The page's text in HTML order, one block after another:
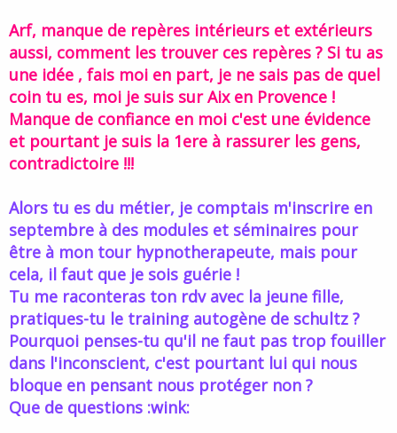
Cliquez pour agrandir...
mais disons que dans la plupart des cas,il est possible de traiter
tout ce qu'il y a traiter en restant conscient de tout ce qui se passe
et j'ai la folie de croire en la conscience de l'homme...
j'utilise plus l'hypnose dans des cas tres precis ou il faut mieux
que le conscient ne s'en mele pas trop...ce qui reste rare(je fait ca
demain par exemple...on va tester d'influencer les regles d'une
jeune femme,ca va etre interessant)
Arf, manque de repères intérieurs et extérieurs
aussi, comment les trouver ces repères ? Si tu as
une idée , fais moi en part, je ne sais pas de quel
coin tu es, moi je suis sur Aix en Provence !
Manque de confiance en moi c'est une évidence
et pourtant je suis la 1ere à rassurer les gens,
contradictoire !!!
Alors tu es du métier, je comptais m'inscrire en
septembre à des modules et séminaires pour
être à mon tour hypnotherapeute, mais pour
cela, il faut que je sois guérie !
Tu me raconteras ton rdv avec la jeune fille,
pratiques-tu le training autogène de schultz ?
Pourquoi penses-tu qu'il ne faut pas trop fouiller
dans l'inconscient, c'est pourtant lui qui nous
bloque en pensant nous protéger non ?
Que de questions :wink: